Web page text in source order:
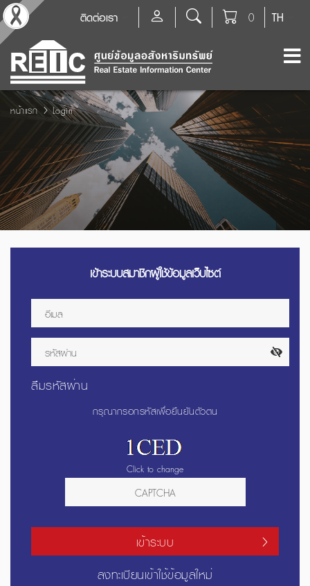
TH
0
ติดต่อเรา
หน้าแรก Login
เข้าระบบสมาชิกผู้ใช้ข้อมูลเว็บไซต์
ลืมรหัสผ่าน
กรุณากรอกรหัสเพื่อยืนยันตัวตน
Click to change
เข้าระบบ
ลงทะเบียนเข้าใช้ข้อมูลใหม่